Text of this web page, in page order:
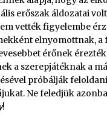
erőszak áldozatai
vették figyelembe
elnyomottnak, a
érőnek
a szerepjátéknak a
próbálják feloldani
Ne feledjük
!